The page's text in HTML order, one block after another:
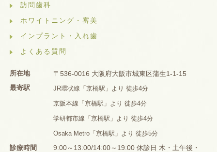
訪問歯科
ホワイトニング・審美
インプラント・入れ歯
よくある質問
所在地
〒536-0016 大阪府大阪市城東区蒲生1-1-15
最寄駅
JR環状線「京橋駅」より 徒歩4分
京阪本線「京橋駅」より 徒歩4分
学研都市線「京橋駅」より 徒歩4分
Osaka Metro「京橋駅」より 徒歩5分
診療時間
9:00～13:00/14:00～19:00 休診日 木・土午後・